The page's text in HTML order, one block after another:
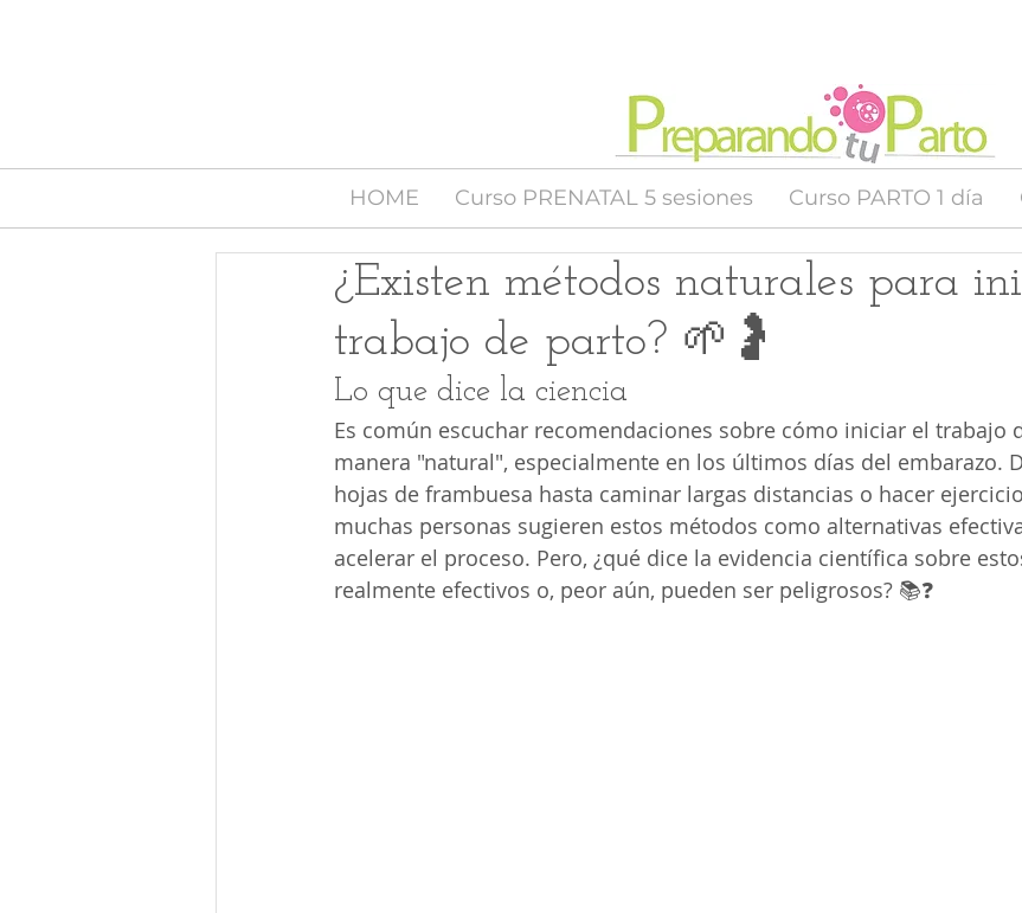
HOME Curso PRENATAL 5 sesiones Curso PARTO 1 día
¿Existen métodos naturales para
trabajo de parto? 🌱🤰
Lo que dice la ciencia
Es común escuchar recomendaciones sobre cómo iniciar el trabajo
manera "natural", especialmente en los últimos días del embarazo.
hojas de frambuesa hasta caminar largas distancias o hacer
muchas personas sugieren estos métodos como alternativas
acelerar el proceso. Pero, ¿qué dice la evidencia científica sobre
realmente efectivos o, peor aún, pueden ser peligrosos? 📚❓